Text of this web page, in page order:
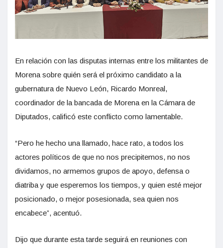
En relación con las disputas internas entre los militantes de
Morena sobre quién será el próximo candidato a la
gubernatura de Nuevo León, Ricardo Monreal,
coordinador de la bancada de Morena en la Cámara de
Diputados, calificó este conflicto como lamentable.
“Pero he hecho una llamado, hace rato, a todos los
actores políticos de que no nos precipitemos, no nos
dividamos, no armemos grupos de apoyo, defensa o
diatriba y que esperemos los tiempos, y quien esté mejor
posicionado, o mejor posesionada, sea quien nos
encabece”, acentuó.
Dijo que durante esta tarde seguirá en reuniones con